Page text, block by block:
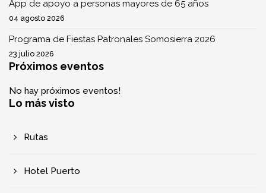
App de apoyo a personas mayores de 65 años
04 agosto 2026
Programa de Fiestas Patronales Somosierra 2026
23 julio 2026
Próximos eventos
No hay próximos eventos!
Lo más visto
Rutas
Hotel Puerto